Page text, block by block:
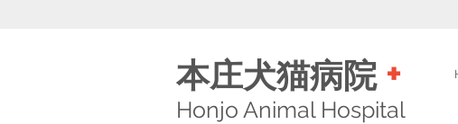
本庄犬猫病院 +
Honjo Animal Hospital